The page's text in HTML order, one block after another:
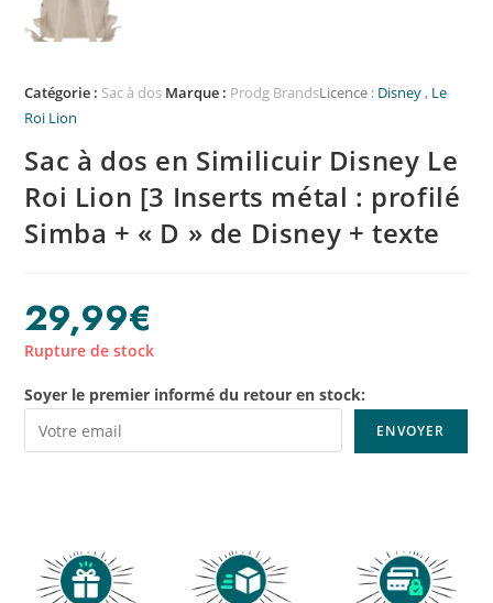
Catégorie : Sac à dos Marque : Prodg BrandsLicence : Disney, Le
Roi Lion
Sac à dos en Similicuir Disney Le
Roi Lion [3 Inserts métal : profilé
Simba + « D » de Disney + texte
29,99€
Rupture de stock
Soyer le premier informé du retour en stock: